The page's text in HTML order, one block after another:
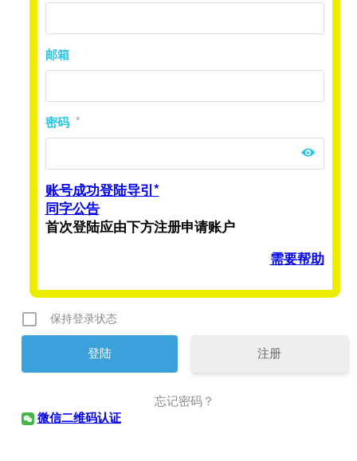
邮箱
密码 *
账号成功登陆导引*
同字公告
首次登陆应由下方注册申请账户
需要帮助
保持登录状态
注册
忘记密码？
微信二维码认证